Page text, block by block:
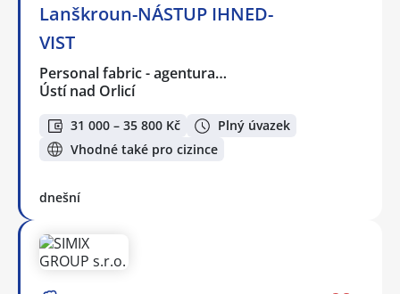
Lanškroun-NÁSTUP IHNED-
VIST
Personal fabric - agentura…
Ústí nad Orlicí
31 000 – 35 800 Kč
Plný úvazek
Vhodné také pro cizince
dnešní